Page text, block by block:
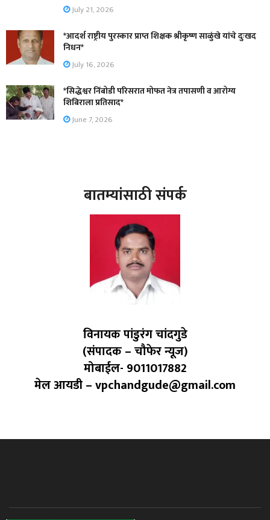
July 21, 2026
*आदर्श राष्ट्रीय पुरस्कार प्राप्त शिक्षक श्रीकृष्ण साळुंखे यांचे दुःखद
निधन*
July 16, 2026
*सिद्धेश्वर निंबोडी परिसरात मोफत नेत्र तपासणी व आरोग्य
शिबिराला प्रतिसाद*
June 7, 2026
बातम्यांसाठी संपर्क
विनायक पांडुरंग चांदगुडे
(संपादक – चौफेर न्यूज)
मोबाईल- 9011017882
मेल आयडी – vpchandgude@gmail.com